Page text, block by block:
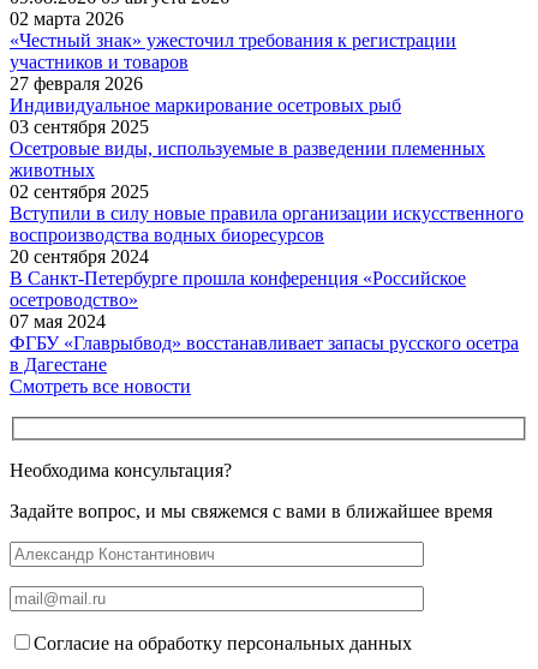
02 марта 2026
«Честный знак» ужесточил требования к регистрации
участников и товаров
27 февраля 2026
Индивидуальное маркирование осетровых рыб
03 сентября 2025
Осетровые виды, используемые в разведении племенных
животных
02 сентября 2025
Вступили в силу новые правила организации искусственного
воспроизводства водных биоресурсов
20 сентября 2024
В Санкт-Петербурге прошла конференция «Российское
осетроводство»
07 мая 2024
ФГБУ «Главрыбвод» восстанавливает запасы русского осетра
в Дагестане
Смотреть все новости
Необходима консультация?
Задайте вопрос, и мы свяжемся с вами в ближайшее время
Согласие на обработку персональных данных